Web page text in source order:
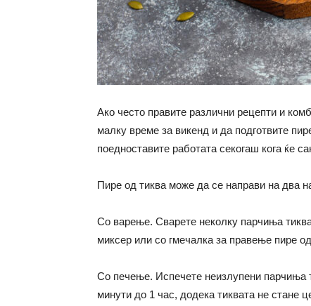
Ако често правите различни рецепти и
малку време за викенд и да подготвите
поедноставите работата секогаш кога ќе
Пире од тиква може да се направи на два
Со варење. Сварете неколку парчиња
миксер или со гмечалка за правење пире
Со печење. Испечете неизлупени парчиња
минути до 1 час, додека тиквата не стане